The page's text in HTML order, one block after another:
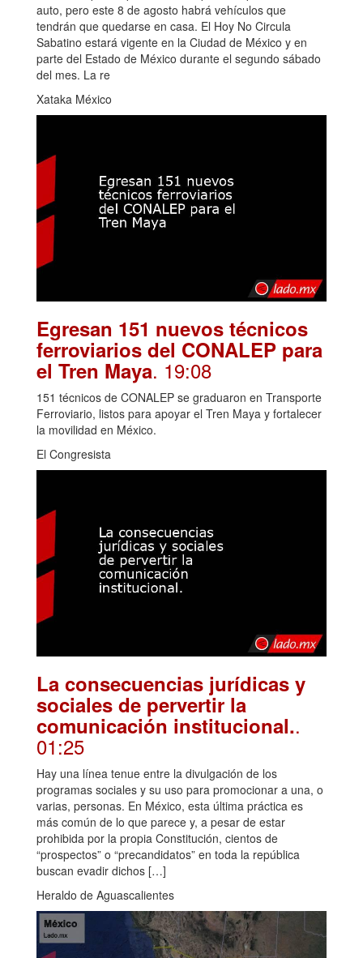
auto, pero este 8 de agosto habrá vehículos que
tendrán que quedarse en casa. El Hoy No Circula
Sabatino estará vigente en la Ciudad de México y en
parte del Estado de México durante el segundo sábado
del mes. La re
Xataka México
Egresan 151 nuevos técnicos
ferroviarios del CONALEP para
el Tren Maya. 19:08
151 técnicos de CONALEP se graduaron en Transporte
Ferroviario, listos para apoyar el Tren Maya y fortalecer
la movilidad en México.
El Congresista
La consecuencias jurídicas y
sociales de pervertir la
comunicación institucional..
01:25
Hay una línea tenue entre la divulgación de los
programas sociales y su uso para promocionar a una, o
varias, personas. En México, esta última práctica es
más común de lo que parece y, a pesar de estar
prohibida por la propia Constitución, cientos de
“prospectos” o “precandidatos” en toda la república
buscan evadir dichos […]
Heraldo de Aguascalientes